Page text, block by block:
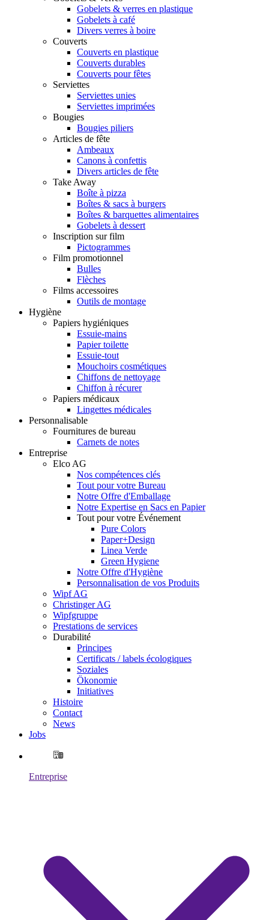
Gobelets & verres en plastique
Gobelets à café
Divers verres à boire
Couverts
Couverts en plastique
Couverts durables
Couverts pour fêtes
Serviettes
Serviettes unies
Serviettes imprimées
Bougies
Bougies piliers
Articles de fête
Ambeaux
Canons à confettis
Divers articles de fête
Take Away
Boîte à pizza
Boîtes & sacs à burgers
Boîtes & barquettes alimentaires
Gobelets à dessert
Inscription sur film
Pictogrammes
Film promotionnel
Bulles
Flèches
Films accessoires
Outils de montage
Hygiène
Papiers hygiéniques
Essuie-mains
Papier toilette
Essuie-tout
Mouchoirs cosmétiques
Chiffons de nettoyage
Chiffon à récurer
Papiers médicaux
Lingettes médicales
Personnalisable
Fournitures de bureau
Carnets de notes
Entreprise
Elco AG
Nos compétences clés
Tout pour votre Bureau
Notre Offre d'Emballage
Notre Expertise en Sacs en Papier
Tout pour votre Événement
Pure Colors
Paper+Design
Linea Verde
Green Hygiene
Notre Offre d'Hygiène
Personnalisation de vos Produits
Wipf AG
Christinger AG
Wipfgruppe
Prestations de services
Durabilité
Principes
Certificats / labels écologiques
Soziales
Ökonomie
Initiatives
Histoire
Contact
News
Jobs
Entreprise